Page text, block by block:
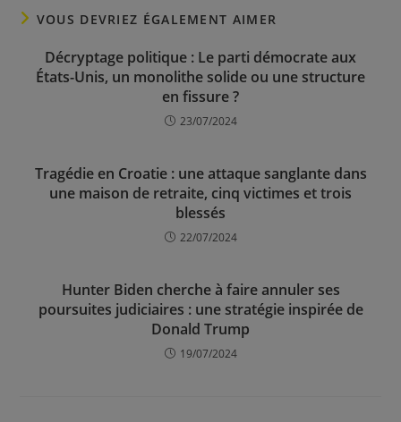
VOUS DEVRIEZ ÉGALEMENT AIMER
Décryptage politique : Le parti démocrate aux
États-Unis, un monolithe solide ou une structure
en fissure ?
23/07/2024
Tragédie en Croatie : une attaque sanglante dans
une maison de retraite, cinq victimes et trois
blessés
22/07/2024
Hunter Biden cherche à faire annuler ses
poursuites judiciaires : une stratégie inspirée de
Donald Trump
19/07/2024